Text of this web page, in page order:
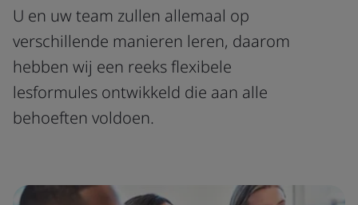
U en uw team zullen allemaal op
verschillende manieren leren, daarom
hebben wij een reeks flexibele
lesformules ontwikkeld die aan alle
behoeften voldoen.